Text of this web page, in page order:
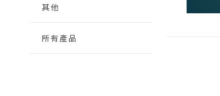
其他
所有產品